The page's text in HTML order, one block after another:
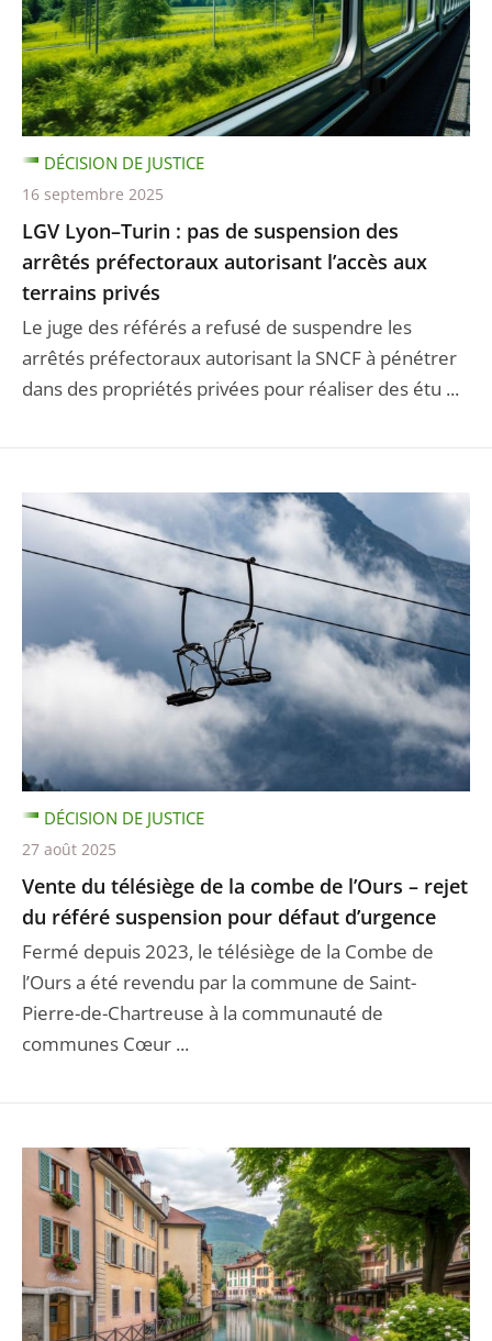
LGV Lyon–Turin : pas de suspension des
arrêtés préfectoraux autorisant l’accès aux
terrains privés
Le juge des référés a refusé de suspendre les
arrêtés préfectoraux autorisant la SNCF à pénétrer
dans des propriétés privées pour réaliser des étu ...
DÉCISION DE JUSTICE
16 septembre 2025
Vente du télésiège de la combe de l’Ours – rejet
du référé suspension pour défaut d’urgence
Fermé depuis 2023, le télésiège de la Combe de
l’Ours a été revendu par la commune de Saint-
Pierre-de-Chartreuse à la communauté de
communes Cœur ...
DÉCISION DE JUSTICE
27 août 2025